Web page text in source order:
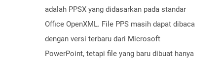
adalah PPSX yang didasarkan pada standar
Office OpenXML. File PPS masih dapat dibaca
dengan versi terbaru dari Microsoft
PowerPoint, tetapi file yang baru dibuat hanya